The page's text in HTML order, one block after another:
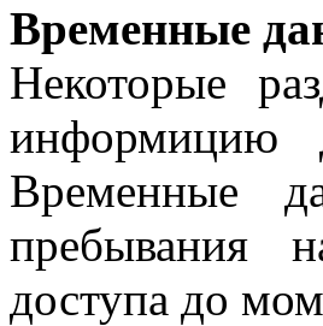
Временные
Некоторые
информицию
Временные
пребывания
доступа до